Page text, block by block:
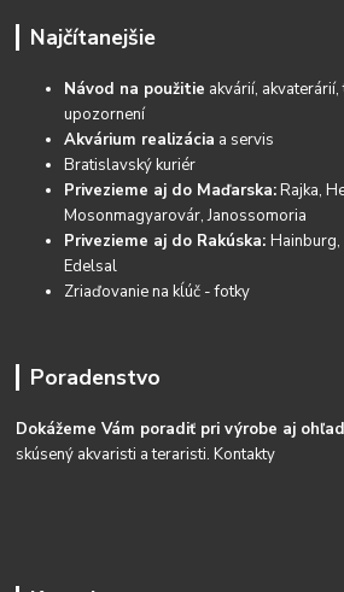
Najčítanejšie
Návod na použitie akvárií,
upozornení
Akvárium realizácia a servis
Bratislavský kuriér
Privezieme aj do Maďarska:Rajka,
Mosonmagyarovár, Janossomoria
Privezieme aj do Rakúska:
Edelsal
Zriaďovanie na kĺúč - fotky
Poradenstvo
Dokážeme Vám poradiť pri výrobe aj
skúsený akvaristi a teraristi.Kontakty